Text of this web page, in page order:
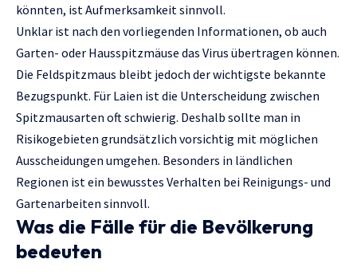
könnten, ist Aufmerksamkeit sinnvoll.
Unklar ist nach den vorliegenden Informationen, ob auch
Garten- oder Hausspitzmäuse das Virus übertragen können.
Die Feldspitzmaus bleibt jedoch der wichtigste bekannte
Bezugspunkt. Für Laien ist die Unterscheidung zwischen
Spitzmausarten oft schwierig. Deshalb sollte man in
Risikogebieten grundsätzlich vorsichtig mit möglichen
Ausscheidungen umgehen. Besonders in ländlichen
Regionen ist ein bewusstes Verhalten bei Reinigungs- und
Gartenarbeiten sinnvoll.
Was die Fälle für die Bevölkerung
bedeuten